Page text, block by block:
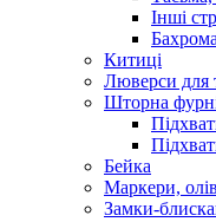
Інші
Китиці
Люверси для
Шторна
Бейка
Маркери,
Замки-